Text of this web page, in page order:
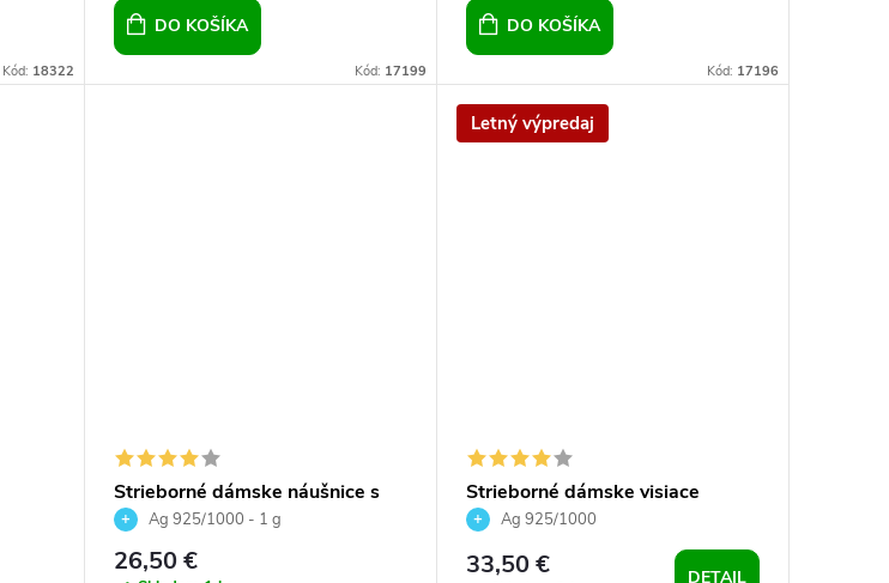
Kód: 18322
DO KOŠÍKA
Kód: 17199
DO KOŠÍKA
Kód: 17196
Strieborné dámske náušnice s
bielou riečnou perlou 8 mm
Ag 925/1000 - 1 g
26,50 €
Letný výpredaj
Strieborné dámske visiace
náušnice crystals, biele guľaté
Ag 925/1000
33,50 € DETAIL